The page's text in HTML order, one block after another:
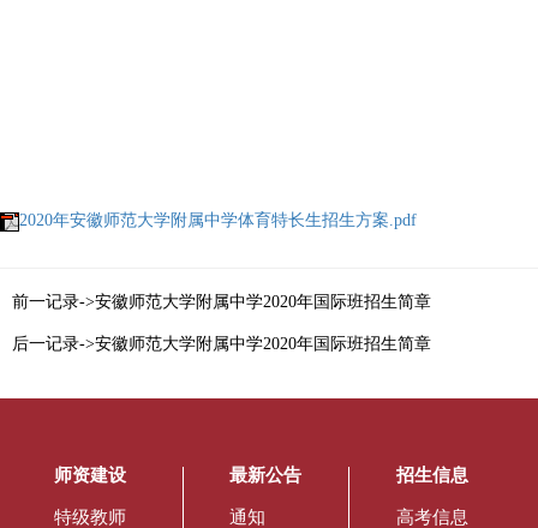
2020年安徽师范大学附属中学体育特长生招生方案.pdf
前一记录->安徽师范大学附属中学2020年国际班招生简章
后一记录->安徽师范大学附属中学2020年国际班招生简章
师资建设
特级教师
最新公告
通知
招生信息
高考信息